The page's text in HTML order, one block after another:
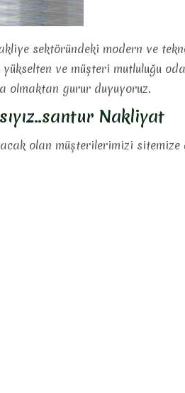
sektöründeki modern ve
ve müşteri mutluluğu
olmaktan gurur duyuyoruz.
Nakliyat
olan müşterilerimizi